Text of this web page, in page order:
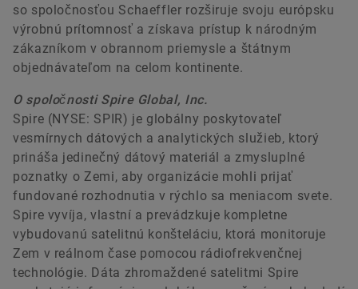
so spoločnosťou Schaeffler rozširuje svoju európsku
výrobnú prítomnosť a získava prístup k národným
zákazníkom v obrannom priemysle a štátnym
objednávateľom na celom kontinente.
O spoločnosti Spire Global, Inc.
Spire (NYSE: SPIR) je globálny poskytovateľ
vesmírnych dátových a analytických služieb, ktorý
prináša jedinečný dátový materiál a zmysluplné
poznatky o Zemi, aby organizácie mohli prijať
fundované rozhodnutia v rýchlo sa meniacom svete.
Spire vyvíja, vlastní a prevádzkuje kompletne
vybudovanú satelitnú konšteláciu, ktorá monitoruje
Zem v reálnom čase pomocou rádiofrekvenčnej
technológie. Dáta zhromaždené satelitmi Spire